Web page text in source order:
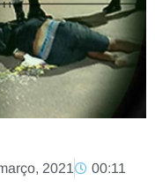
2021 00:11